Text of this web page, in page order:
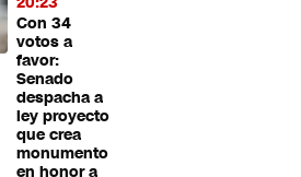
Con 34
votos a
favor:
Senado
despacha a
ley proyecto
que crea
monumento
en honor a